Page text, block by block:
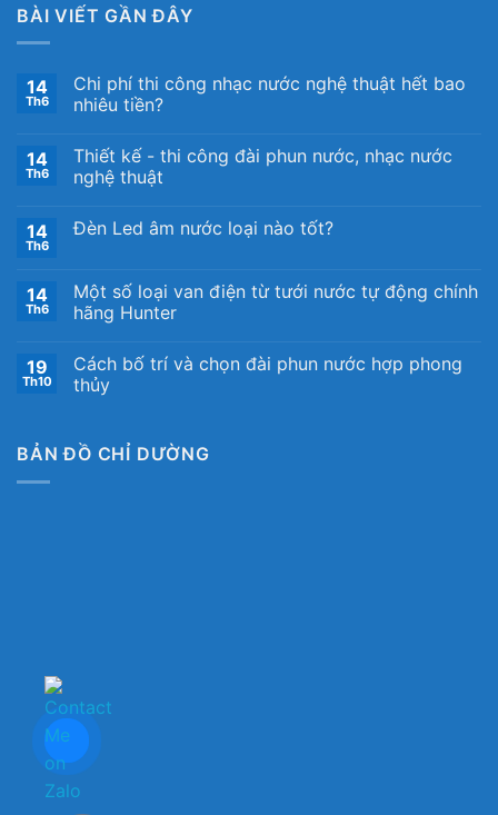
BÀI VIẾT GẦN ĐÂY
14
Th6
Chi phí thi công nhạc nước nghệ thuật hết bao
nhiêu tiền?
14
Th6
Thiết kế ​- thi công đài phun nước, nhạc nước
nghệ thuật
14
Th6
Đèn Led âm nước loại nào tốt?
14
Th6
Một số loại van điện từ tưới nước tự động chính
hãng Hunter
19
Th10
Cách bố trí và chọn đài phun nước hợp phong
thủy
BẢN ĐỒ CHỈ DƯỜNG